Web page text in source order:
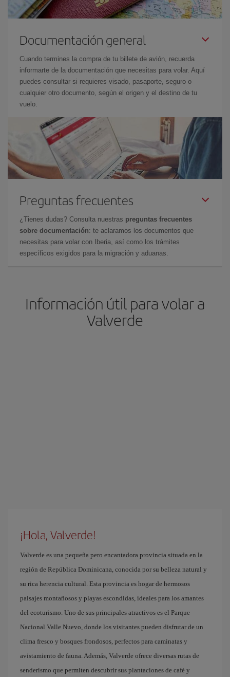
Documentación general
Cuando termines la compra de tu billete de avión, recuerda
informarte de la documentación que necesitas para volar. Aquí
puedes consultar si requieres visado, pasaporte, seguro o
cualquier otro documento, según el origen y el destino de tu
vuelo.
Preguntas frecuentes
¿Tienes dudas? Consulta nuestras preguntas frecuentes
sobre documentación: te aclaramos los documentos que
necesitas para volar con Iberia, así como los trámites
específicos exigidos para la migración y aduanas.
Información útil para volar a
Valverde
¡Hola, Valverde!
Valverde es una pequeña pero encantadora provincia situada en la
región de República Dominicana, conocida por su belleza natural y
su rica herencia cultural. Esta provincia es hogar de hermosos
paisajes montañosos y playas escondidas, ideales para los amantes
del ecoturismo. Uno de sus principales atractivos es el Parque
Nacional Valle Nuevo, donde los visitantes pueden disfrutar de un
clima fresco y bosques frondosos, perfectos para caminatas y
avistamiento de fauna. Además, Valverde ofrece diversas rutas de
senderismo que permiten descubrir sus plantaciones de café y